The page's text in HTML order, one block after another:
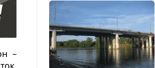
–
внимания — абсолютно
новые разработки из Китая,
затаренность складов
дилеров и последствия
повышения утильсбора